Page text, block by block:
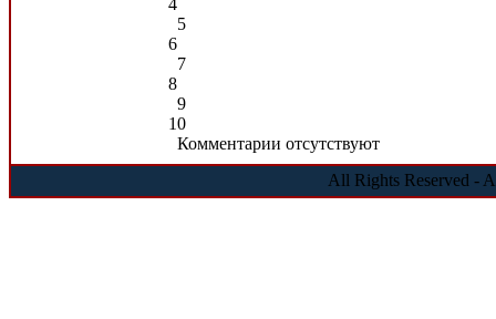
4
5
6
7
8
9
10
Комментарии отсутствуют
All Rights Reserved -